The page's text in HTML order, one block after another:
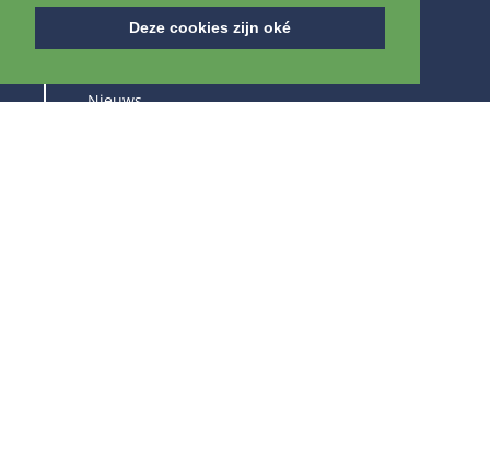
Deze cookies zijn oké
OVER ONS
Nieuws